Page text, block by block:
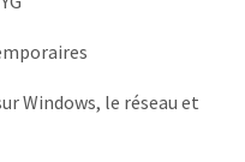
Le N-tiers (partie 1)
partie
Windows, le réseau et